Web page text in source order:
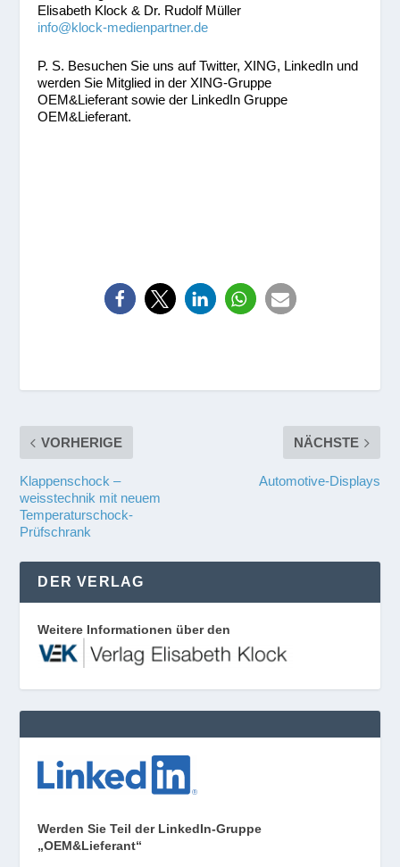
Elisabeth Klock & Dr. Rudolf Müller
info@klock-medienpartner.de
P. S. Besuchen Sie uns auf Twitter, XING, LinkedIn und
werden Sie Mitglied in der XING-Gruppe
OEM&Lieferant sowie der LinkedIn Gruppe
OEM&Lieferant.
VORHERIGE
Klappenschock –
weisstechnik mit neuem
Temperaturschock-
Prüfschrank
NÄCHSTE
Automotive-Displays
DER VERLAG
Weitere Informationen über den
Werden Sie Teil der LinkedIn-Gruppe
„OEM&Lieferant“